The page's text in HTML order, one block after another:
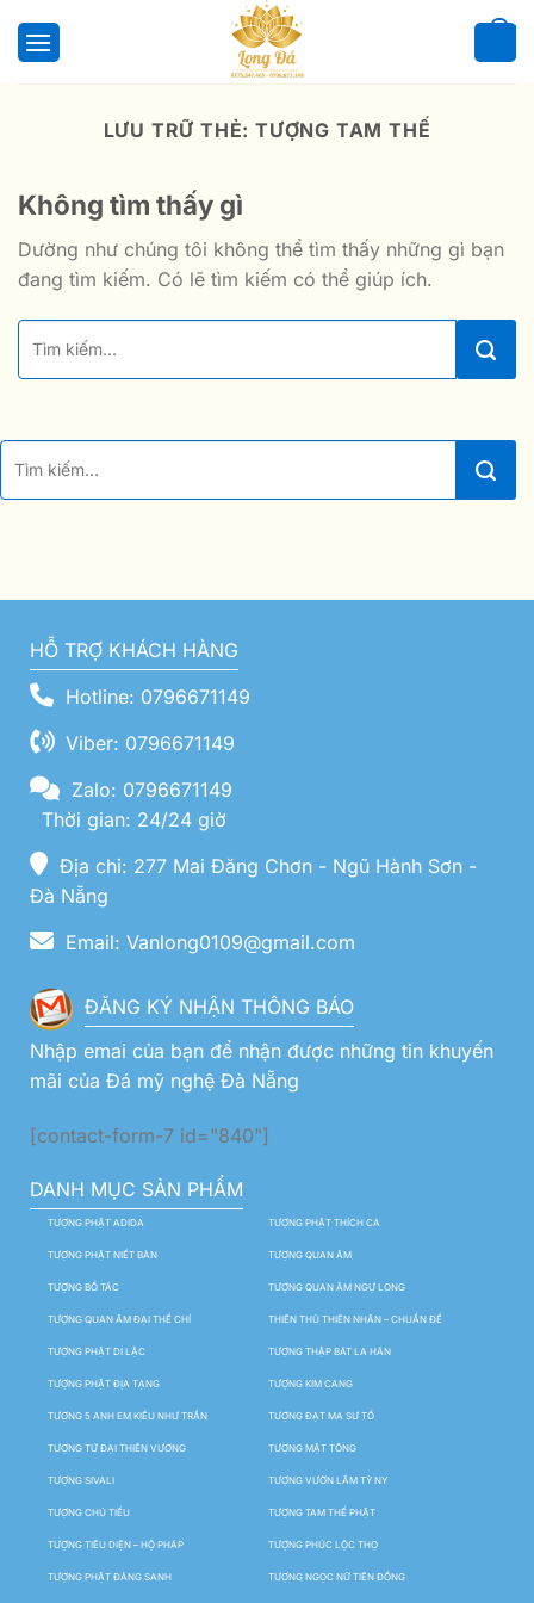
qua
LƯU TRỮ THẺ: TƯỢNG TAM THẾ
Không tìm thấy gì
Dường như chúng tôi không thể tìm thấy những gì bạn
đang tìm kiếm. Có lẽ tìm kiếm có thể giúp ích.
HỖ TRỢ KHÁCH HÀNG
Hotline: 0796671149
Viber: 0796671149
Zalo: 0796671149
Thời gian: 24/24 giờ
Địa chỉ: 277 Mai Đăng Chơn - Ngũ Hành Sơn -
Đà Nẵng
Email: Vanlong0109@gmail.com
ĐĂNG KÝ NHẬN THÔNG BÁO
Nhập emai của bạn để nhận được những tin khuyến
mãi của Đá mỹ nghệ Đà Nẵng
[contact-form-7 id="840"]
DANH MỤC SẢN PHẨM
TƯỢNG PHẬT ADIDA TƯỢNG PHẬT THÍCH CA
TƯỢNG PHẬT NIẾT BÀN TƯỢNG QUAN ÂM
TƯỢNG BỒ TÁC TƯỢNG QUAN ÂM NGỰ LONG
TƯỢNG QUAN ÂM ĐẠI THẾ CHÍ THIÊN THỦ THIÊN NHÃN – CHUẨN ĐỀ
TƯỢNG PHẬT DI LẶC TƯỢNG THẬP BÁT LA HÁN
TƯỢNG PHẬT ĐỊA TẠNG TƯỢNG KIM CANG
TƯỢNG 5 ANH EM KIỀU NHƯ TRẦN TƯỢNG ĐẠT MA SƯ TỔ
TƯỢNG TỨ ĐẠI THIÊN VƯƠNG TƯỢNG MẬT TÔNG
TƯỢNG SIVALI TƯỢNG VƯỜN LÂM TỲ NY
TƯỢNG CHÚ TIỂU TƯỢNG TAM THẾ PHẬT
TƯỢNG TIÊU DIỆN – HỘ PHÁP TƯỢNG PHÚC LỘC THỌ
TƯỢNG PHẬT ĐẢNG SANH TƯỢNG NGỌC NỮ TIÊN ĐỒNG